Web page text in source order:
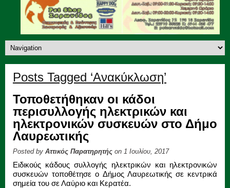
Posts Tagged ‘Ανακύκλωση’
Τοποθετήθηκαν οι κάδοι
περισυλλογής ηλεκτρικών και
ηλεκτρονικών συσκευών στο Δήμο
Λαυρεωτικής
Posted by Αττικός Παρατηρητής on 1 Ιουλίου, 2017
Ειδικούς κάδους συλλογής ηλεκτρικών και ηλεκτρονικών
συσκευών τοποθέτησε ο Δήμος Λαυρεωτικής σε κεντρικά
σημεία του σε Λαύριο και Κερατέα.